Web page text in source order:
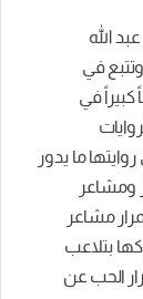
الله
وتتبع في
كبيراً في
روايتها ما يدور
ومشاعر
مشاعر
بتلاعب
الحب عن